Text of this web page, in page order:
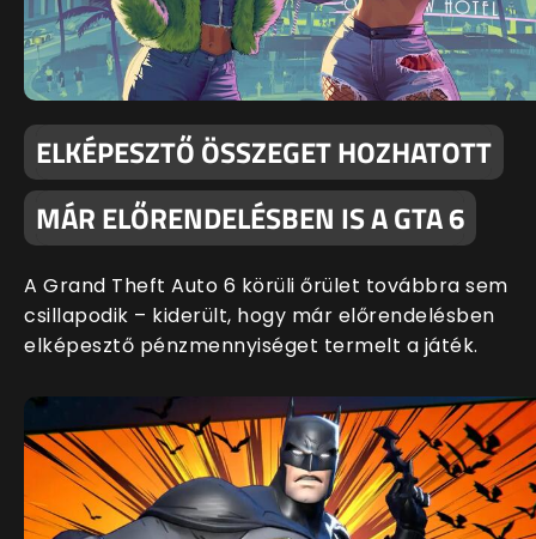
ELKÉPESZTŐ ÖSSZEGET HOZHATOTT
MÁR ELŐRENDELÉSBEN IS A GTA 6
A Grand Theft Auto 6 körüli őrület továbbra sem
csillapodik – kiderült, hogy már előrendelésben
elképesztő pénzmennyiséget termelt a játék.